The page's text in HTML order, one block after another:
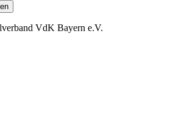
VdK Bayern e.V.